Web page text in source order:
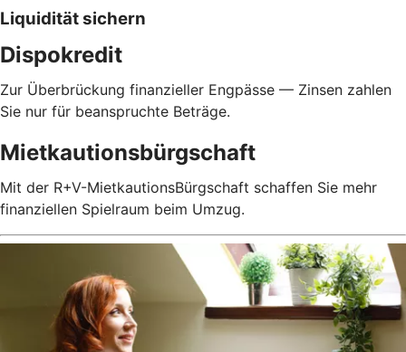
Liquidität sichern
Dispokredit
Zur Überbrückung finanzieller Engpässe — Zinsen zahlen
Sie nur für beanspruchte Beträge.
Mietkautionsbürgschaft
Mit der R+V-MietkautionsBürgschaft schaffen Sie mehr
finanziellen Spielraum beim Umzug.